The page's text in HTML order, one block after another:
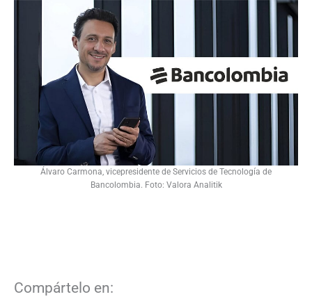
Álvaro Carmona, vicepresidente de Servicios de Tecnología de
Bancolombia. Foto: Valora Analitik
Compártelo en: